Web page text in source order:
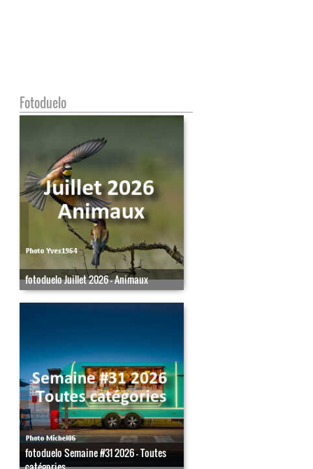
Fotoduelo
fotoduelo Juillet 2026 - Animaux
fotoduelo Semaine #31 2026 - Toutes